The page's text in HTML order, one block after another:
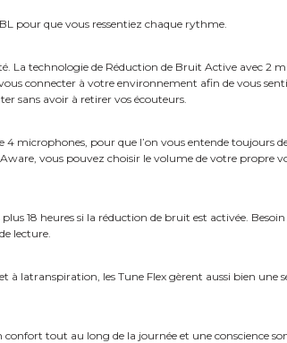
pour que vous ressentiez chaque rythme.
La technologie de Réduction de Bruit Active avec 2
connecter à votre environnement afin de vous
sans avoir à retirer vos écouteurs.
4 microphones, pour que l’on vous entende toujours
vous pouvez choisir le volume de votre propre
18 heures si la réduction de bruit est activée. Besoin
lecture.
à latranspiration, les Tune Flex gèrent aussi bien une
tout au long de la journée et une conscience